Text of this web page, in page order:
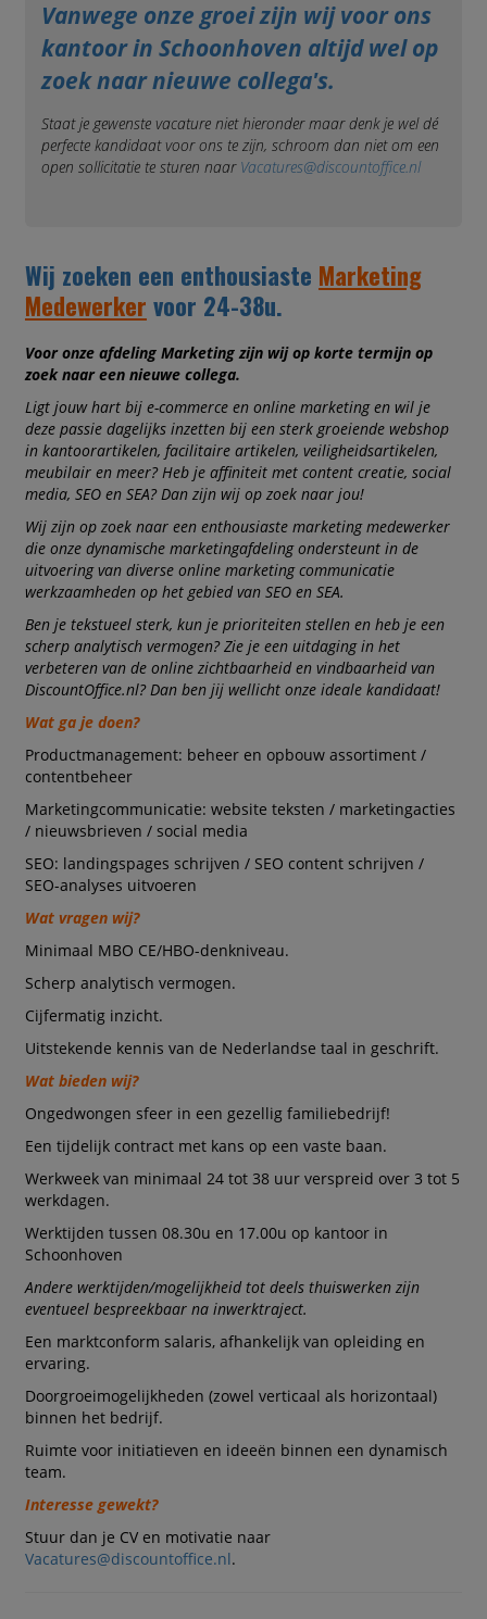
Vanwege onze groei zijn wij voor ons
kantoor in Schoonhoven altijd wel op
zoek naar nieuwe collega's.
Staat je gewenste vacature niet hieronder maar denk je wel dé
perfecte kandidaat voor ons te zijn, schroom dan niet om een
open sollicitatie te sturen naar Vacatures@discountoffice.nl
Wij zoeken een enthousiaste Marketing
Medewerker voor 24-38u.
Voor onze afdeling Marketing zijn wij op korte termijn op
zoek naar een nieuwe collega.
Ligt jouw hart bij e-commerce en online marketing en wil je
deze passie dagelijks inzetten bij een sterk groeiende webshop
in kantoorartikelen, facilitaire artikelen, veiligheidsartikelen,
meubilair en meer? Heb je affiniteit met content creatie, social
media, SEO en SEA? Dan zijn wij op zoek naar jou!
Wij zijn op zoek naar een enthousiaste marketing medewerker
die onze dynamische marketingafdeling ondersteunt in de
uitvoering van diverse online marketing communicatie
werkzaamheden op het gebied van SEO en SEA.
Ben je tekstueel sterk, kun je prioriteiten stellen en heb je een
scherp analytisch vermogen? Zie je een uitdaging in het
verbeteren van de online zichtbaarheid en vindbaarheid van
DiscountOffice.nl? Dan ben jij wellicht onze ideale kandidaat!
Wat ga je doen?
Productmanagement: beheer en opbouw assortiment /
contentbeheer
Marketingcommunicatie: website teksten / marketingacties
/ nieuwsbrieven / social media
SEO: landingspages schrijven / SEO content schrijven /
SEO-analyses uitvoeren
Wat vragen wij?
Minimaal MBO CE/HBO-denkniveau.
Scherp analytisch vermogen.
Cijfermatig inzicht.
Uitstekende kennis van de Nederlandse taal in geschrift.
Wat bieden wij?
Ongedwongen sfeer in een gezellig familiebedrijf!
Een tijdelijk contract met kans op een vaste baan.
Werkweek van minimaal 24 tot 38 uur verspreid over 3 tot 5
werkdagen.
Werktijden tussen 08.30u en 17.00u op kantoor in
Schoonhoven
Andere werktijden/mogelijkheid tot deels thuiswerken zijn
eventueel bespreekbaar na inwerktraject.
Een marktconform salaris, afhankelijk van opleiding en
ervaring.
Doorgroeimogelijkheden (zowel verticaal als horizontaal)
binnen het bedrijf.
Ruimte voor initiatieven en ideeën binnen een dynamisch
team.
Interesse gewekt?
Stuur dan je CV en motivatie naar
Vacatures@discountoffice.nl.